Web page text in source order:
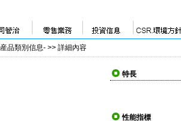
産品類別信息- >> 詳細內容
特長
性能指標